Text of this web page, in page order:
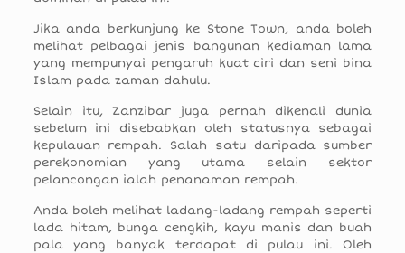
Jika anda berkunjung ke Stone Town, anda boleh
melihat pelbagai jenis bangunan kediaman lama
yang mempunyai pengaruh kuat ciri dan seni bina
Islam pada zaman dahulu.
Selain itu, Zanzibar juga pernah dikenali dunia
sebelum ini disebabkan oleh statusnya sebagai
kepulauan rempah. Salah satu daripada sumber
perekonomian yang utama selain sektor
pelancongan ialah penanaman rempah.
Anda boleh melihat ladang-ladang rempah seperti
lada hitam, bunga cengkih, kayu manis dan buah
pala yang banyak terdapat di pulau ini. Oleh